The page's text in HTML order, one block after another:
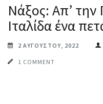
Νάξος: Απ’
Ιταλίδα ένα
2 ΑΥΓΟΎΣΤΟΥ, 2022
1 COMMENT